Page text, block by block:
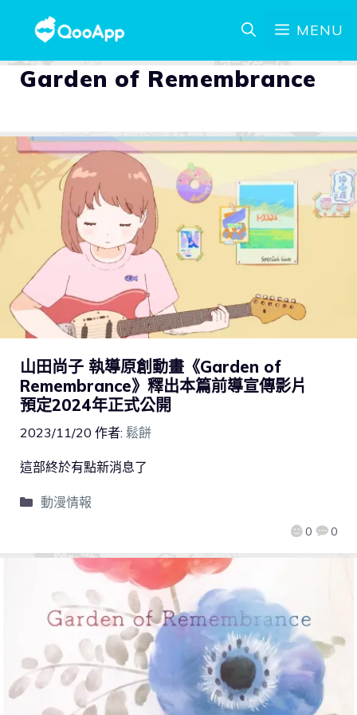
MENU
Garden of Remembrance
山田尚子 執導原創動畫《Garden of
Remembrance》釋出本篇前導宣傳影片
預定2024年正式公開
2023/11/20 作者: 鬆餅
0 0
這部終於有點新消息了
動漫情報